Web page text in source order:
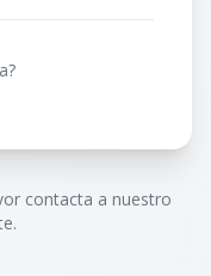
contacta a nuestro